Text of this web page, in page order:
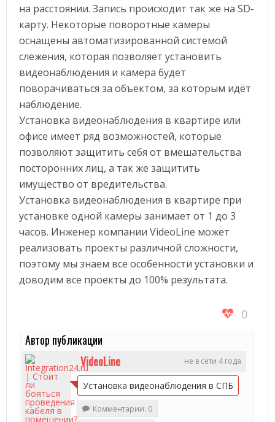
на расстоянии. Запись происходит так же на SD-
карту. Некоторые поворотные камеры
оснащены автоматизированной системой
слежения, которая позволяет установить
видеонаблюдения и камера будет
поворачиваться за объектом, за которым идёт
наблюдение.
Установка видеонаблюдения в квартире или
офисе имеет ряд возможностей, которые
позволяют защитить себя от вмешательства
посторонних лиц, а так же защитить
имущество от вредительства.
Установка видеонаблюдения в квартире при
установке одной камеры занимает от 1 до 3
часов. Инженер компании VideoLine может
реализовать проекты различной сложности,
поэтому мы знаем все особенности установки и
доводим все проекты до 100% результата.
0
Автор публикации
не в сети 4 года
VideoLine
Установка видеонаблюдения в СПБ
Комментарии: 0